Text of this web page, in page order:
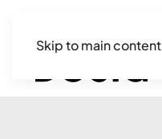
Skip to main content